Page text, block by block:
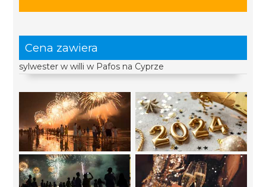
Cena zawiera
sylwester w willi w Pafos na Cyprze